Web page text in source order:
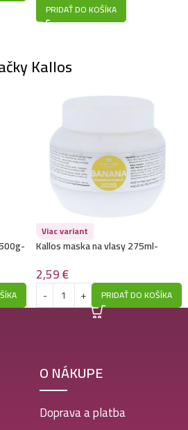
PRIDAŤ DO KOŠÍKA
Kallos
Viac variant
Kallos maska na vlasy 275ml-
2,59€
PRIDAŤ DO KOŠÍKA
O NÁKUPE
Doprava a platba